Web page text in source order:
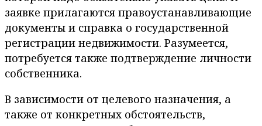
заявке прилагаются правоустанавливающие
документы и справка о государственной
регистрации недвижимости. Разумеется,
потребуется также подтверждение личности
собственника.
В зависимости от целевого назначения, а
также от конкретных обстоятельств,